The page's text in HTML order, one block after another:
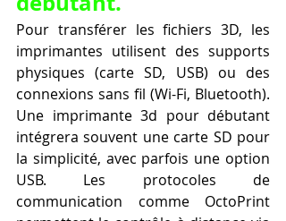
Pour transférer les fichiers 3D, les
imprimantes utilisent des supports
physiques (carte SD, USB) ou des
connexions sans fil (Wi-Fi, Bluetooth).
Une imprimante 3d pour débutant
intégrera souvent une carte SD pour
la simplicité, avec parfois une option
USB. Les protocoles de
communication comme OctoPrint